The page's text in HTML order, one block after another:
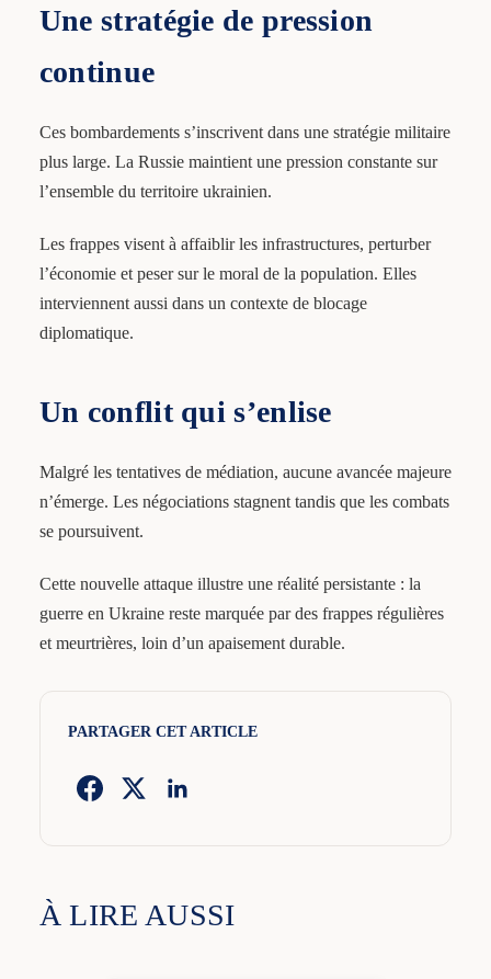
Une stratégie de pression
continue
Ces bombardements s’inscrivent dans une stratégie militaire
plus large. La Russie maintient une pression constante sur
l’ensemble du territoire ukrainien.
Les frappes visent à affaiblir les infrastructures, perturber
l’économie et peser sur le moral de la population. Elles
interviennent aussi dans un contexte de blocage
diplomatique.
Un conflit qui s’enlise
Malgré les tentatives de médiation, aucune avancée majeure
n’émerge. Les négociations stagnent tandis que les combats
se poursuivent.
Cette nouvelle attaque illustre une réalité persistante : la
guerre en Ukraine reste marquée par des frappes régulières
et meurtrières, loin d’un apaisement durable.
PARTAGER CET ARTICLE
À LIRE AUSSI